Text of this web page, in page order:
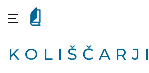
KOLIŠČARJI